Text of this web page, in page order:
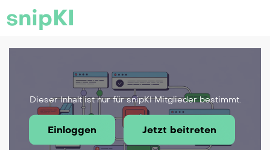
snipKI
Dieser Inhalt ist nur für snipKI Mitglieder bestimmt.
Einloggen Jetzt beitreten